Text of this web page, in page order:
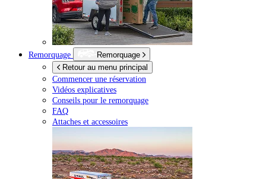
Remorquage
Remorquage
Retour au menu principal
Commencer une réservation
Vidéos explicatives
Conseils pour le remorquage
FAQ
Attaches et accessoires